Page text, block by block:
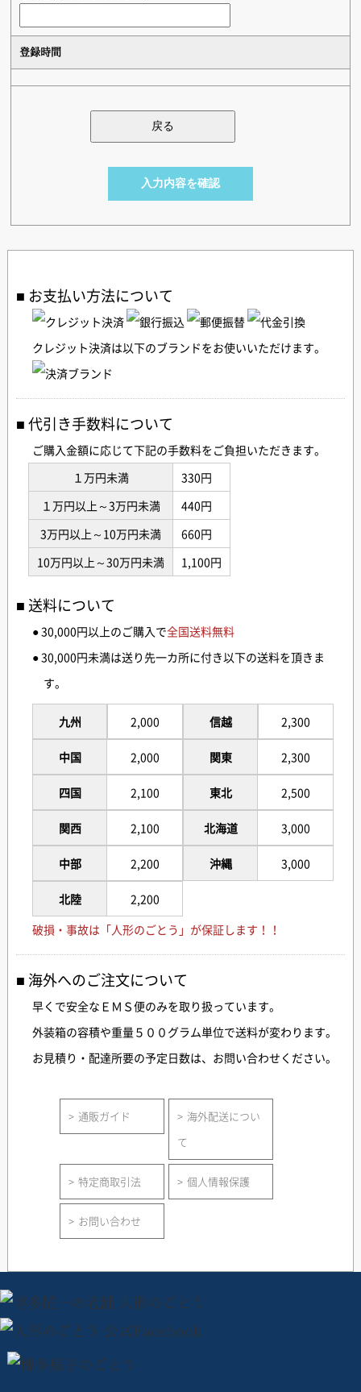
登録時間
お支払い方法について
クレジット決済は以下のブランドをお使いいただけます。
代引き手数料について
ご購入金額に応じて下記の手数料をご負担いただきます。
１万円未満
330円
１万円以上～3万円未満
440円
3万円以上～10万円未満
660円
10万円以上～30万円未満
1,100円
送料について
● 30,000円以上のご購入で全国送料無料
● 30,000円未満は送り先一カ所に付き以下の送料を頂きま
す。
九州
中国
四国
関西
中部
北陸
2,000
2,000
2,100
2,100
2,200
2,200
信越
関東
東北
北海道
沖縄
2,300
2,300
2,500
3,000
3,000
破損・事故は「人形のごとう」が保証します！！
海外へのご注文について
早くで安全なＥＭＳ便のみを取り扱っています。
外装箱の容積や重量５００グラム単位で送料が変わります。
お見積り・配達所要の予定日数は、お問い合わせください。
通販ガイド
海外配送につい
て
特定商取引法 個人情報保護
お問い合わせ